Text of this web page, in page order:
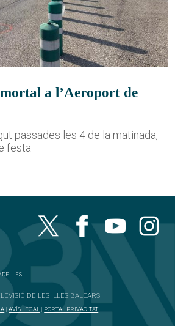
a l’Aeroport de
passades les 4 de la matinada,
festa
DE LES ILLES BALEARS
|AVÍS LEGAL | PORTAL PRIVACITAT